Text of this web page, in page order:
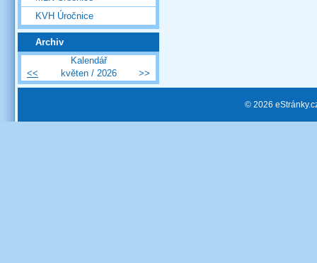
KVH Úročnice
Archiv
Kalendář
<<
květen / 2026 >>
© 2026